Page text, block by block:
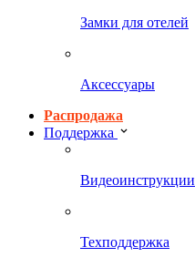
Замки для отелей
Аксессуары
Распродажа
Поддержка
Видеоинструкции
Техподдержка